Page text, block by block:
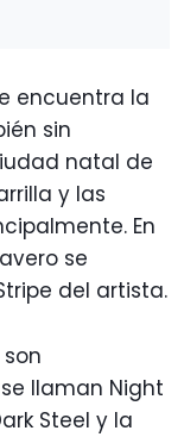
encuentra la
sin
natal de
y las
En
se
del artista.
llaman Night
Steel y la